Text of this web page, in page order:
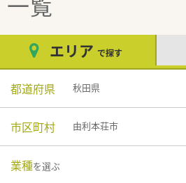
エリア で探す
都道府県 秋田県
市区町村 由利本荘市
業種を選ぶ